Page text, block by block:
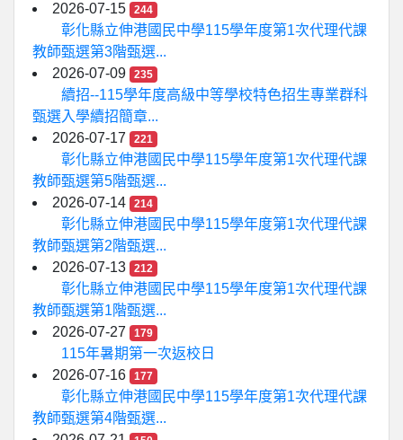
2026-07-15
244
彰化縣立伸港國民中學115學年度第1次代理代課
教師甄選第3階甄選...
2026-07-09
235
續招--115學年度高級中等學校特色招生專業群科
甄選入學續招簡章...
2026-07-17
221
彰化縣立伸港國民中學115學年度第1次代理代課
教師甄選第5階甄選...
2026-07-14
214
彰化縣立伸港國民中學115學年度第1次代理代課
教師甄選第2階甄選...
2026-07-13
212
彰化縣立伸港國民中學115學年度第1次代理代課
教師甄選第1階甄選...
2026-07-27
179
115年暑期第一次返校日
2026-07-16
177
彰化縣立伸港國民中學115學年度第1次代理代課
教師甄選第4階甄選...